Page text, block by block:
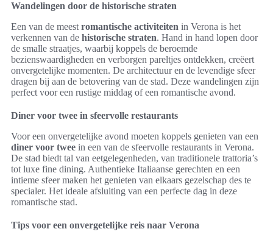
Wandelingen door de historische straten
Een van de meest romantische activiteiten in Verona is het
verkennen van de historische straten. Hand in hand lopen door
de smalle straatjes, waarbij koppels de beroemde
bezienswaardigheden en verborgen pareltjes ontdekken, creëert
onvergetelijke momenten. De architectuur en de levendige sfeer
dragen bij aan de betovering van de stad. Deze wandelingen zijn
perfect voor een rustige middag of een romantische avond.
Diner voor twee in sfeervolle restaurants
Voor een onvergetelijke avond moeten koppels genieten van een
diner voor twee in een van de sfeervolle restaurants in Verona.
De stad biedt tal van eetgelegenheden, van traditionele trattoria’s
tot luxe fine dining. Authentieke Italiaanse gerechten en een
intieme sfeer maken het genieten van elkaars gezelschap des te
specialer. Het ideale afsluiting van een perfecte dag in deze
romantische stad.
Tips voor een onvergetelijke reis naar Verona